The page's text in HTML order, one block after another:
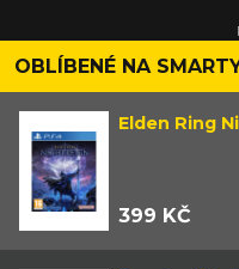
OBLÍBENÉ NA
Elden Ring
399 KČ